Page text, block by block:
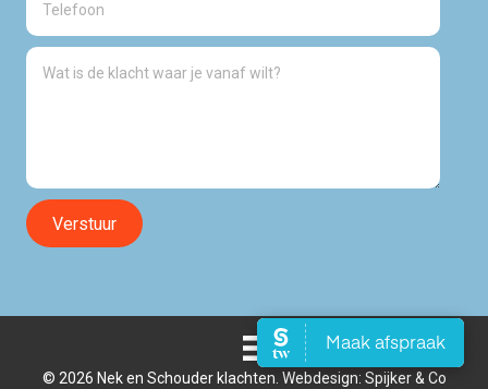
Verstuur
© 2026 Nek en Schouder klachten. Webdesign: Spijker & Co